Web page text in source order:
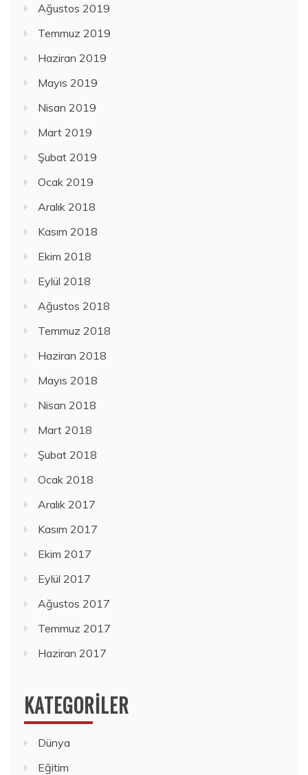
Ağustos 2019
Temmuz 2019
Haziran 2019
Mayıs 2019
Nisan 2019
Mart 2019
Şubat 2019
Ocak 2019
Aralık 2018
Kasım 2018
Ekim 2018
Eylül 2018
Ağustos 2018
Temmuz 2018
Haziran 2018
Mayıs 2018
Nisan 2018
Mart 2018
Şubat 2018
Ocak 2018
Aralık 2017
Kasım 2017
Ekim 2017
Eylül 2017
Ağustos 2017
Temmuz 2017
Haziran 2017
KATEGORILER
Dünya
Eğitim